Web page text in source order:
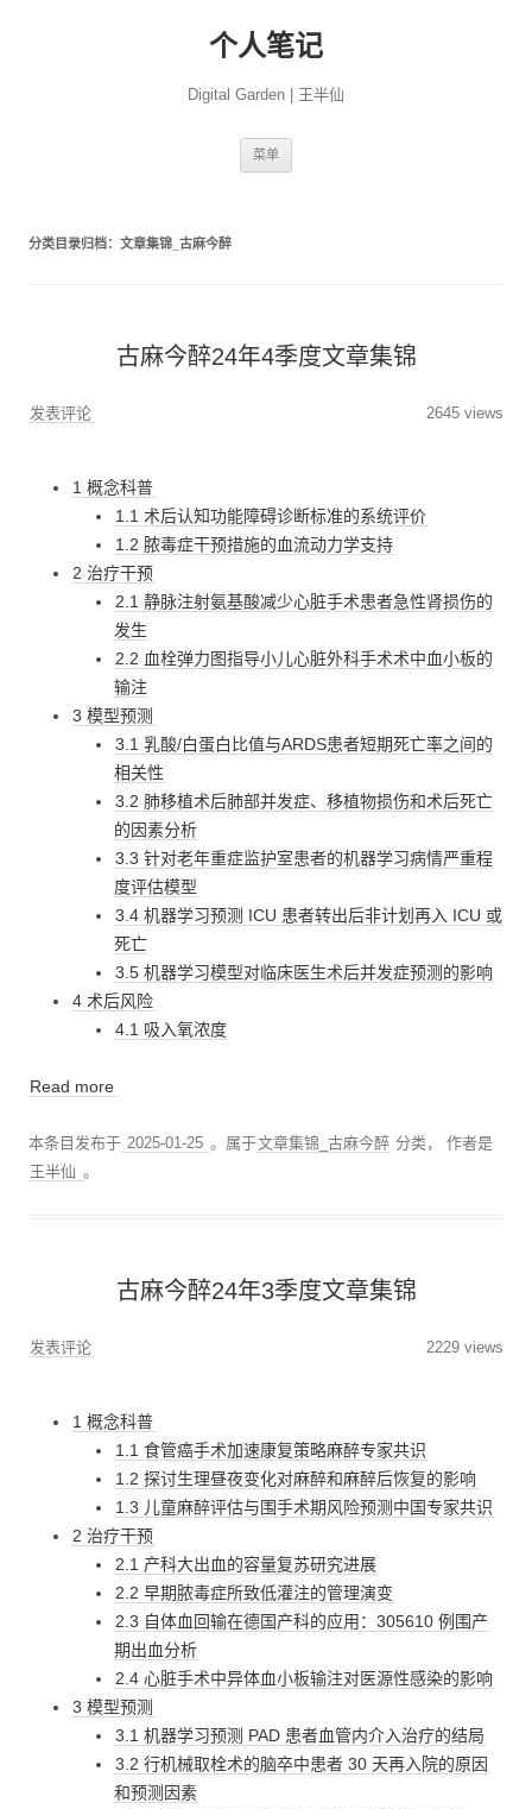
个人笔记
Digital Garden | 王半仙
菜单
分类目录归档： 文章集锦_古麻今醉
古麻今醉24年4季度文章集锦
发表评论 2645 views
1 概念科普
1.1 术后认知功能障碍诊断标准的系统评价
1.2 脓毒症干预措施的血流动力学支持
2 治疗干预
2.1 静脉注射氨基酸减少心脏手术患者急性肾损伤的
发生
2.2 血栓弹力图指导小儿心脏外科手术术中血小板的
输注
3 模型预测
3.1 乳酸/白蛋白比值与ARDS患者短期死亡率之间的
相关性
3.2 肺移植术后肺部并发症、移植物损伤和术后死亡
的因素分析
3.3 针对老年重症监护室患者的机器学习病情严重程
度评估模型
3.4 机器学习预测 ICU 患者转出后非计划再入 ICU 或
死亡
3.5 机器学习模型对临床医生术后并发症预测的影响
4 术后风险
4.1 吸入氧浓度
Read more
本条目发布于 2025-01-25 。属于文章集锦_古麻今醉 分类，作者是
王半仙 。
古麻今醉24年3季度文章集锦
发表评论 2229 views
1 概念科普
1.1 食管癌手术加速康复策略麻醉专家共识
1.2 探讨生理昼夜变化对麻醉和麻醉后恢复的影响
1.3 儿童麻醉评估与围手术期风险预测中国专家共识
2 治疗干预
2.1 产科大出血的容量复苏研究进展
2.2 早期脓毒症所致低灌注的管理演变
2.3 自体血回输在德国产科的应用：305610 例围产
期出血分析
2.4 心脏手术中异体血小板输注对医源性感染的影响
3 模型预测
3.1 机器学习预测 PAD 患者血管内介入治疗的结局
3.2 行机械取栓术的脑卒中患者 30 天再入院的原因
和预测因素